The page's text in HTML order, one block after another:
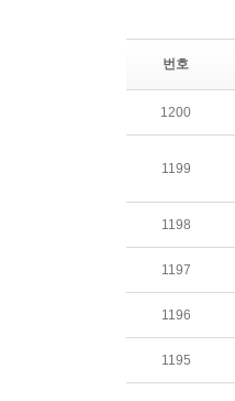
번호
1200
1199
1198
1197
1196
1195